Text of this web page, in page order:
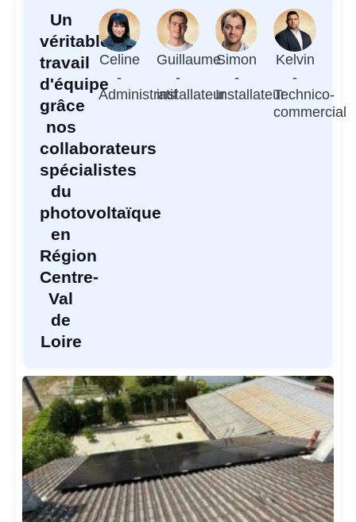
Un
véritable
travail
d'équipe
grâce
nos
collaborateurs
spécialistes
du
photovoltaïque
en
Région
Centre-
Val
de
Loire
Celine
-
Administratif
Guillaume
-
installateur
Simon
-
Installateur
Kelvin
-
Technico-
commercial